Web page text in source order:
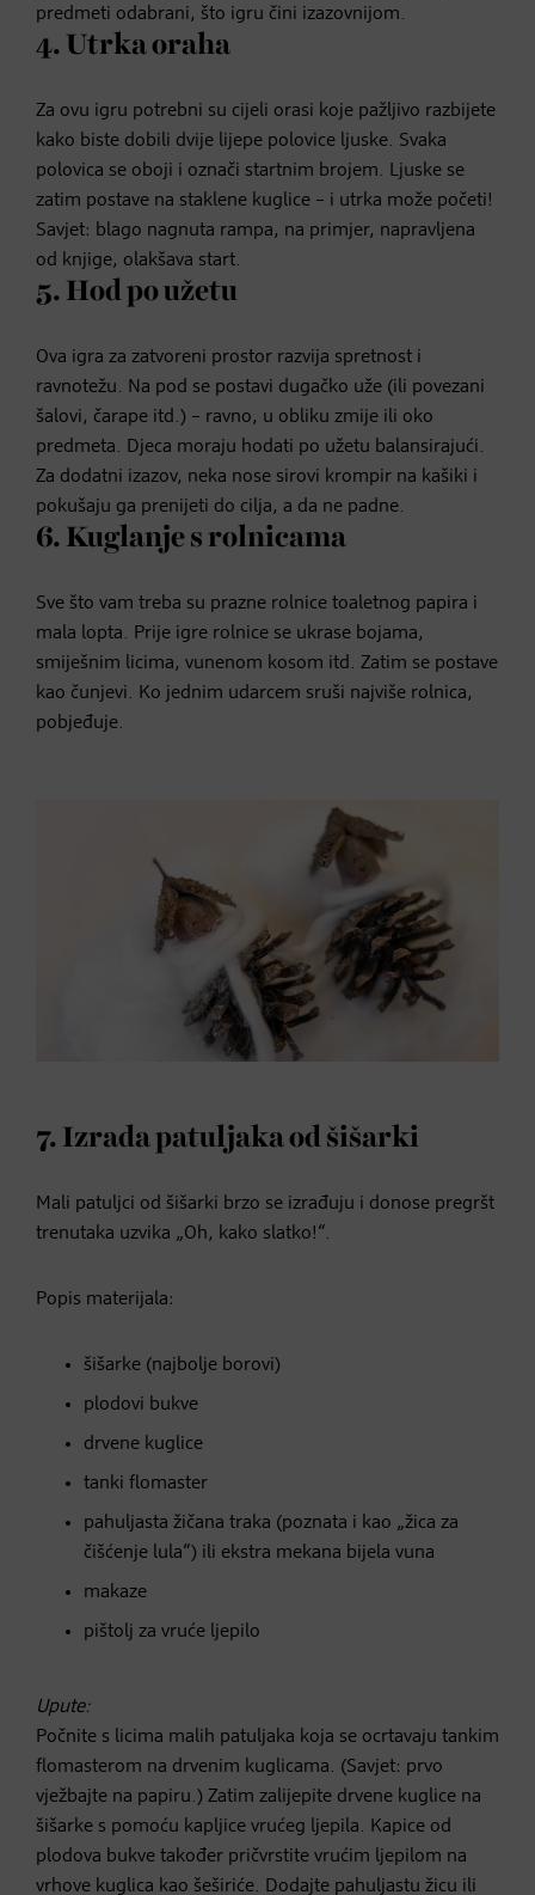
predmeti odabrani, što igru čini izazovnijom.
4. Utrka oraha
Za ovu igru potrebni su cijeli orasi koje pažljivo razbijete
kako biste dobili dvije lijepe polovice ljuske. Svaka
polovica se oboji i označi startnim brojem. Ljuske se
zatim postave na staklene kuglice – i utrka može početi!
Savjet: blago nagnuta rampa, na primjer, napravljena
od knjige, olakšava start.
5. Hod po užetu
Ova igra za zatvoreni prostor razvija spretnost i
ravnotežu. Na pod se postavi dugačko uže (ili povezani
šalovi, čarape itd.) – ravno, u obliku zmije ili oko
predmeta. Djeca moraju hodati po užetu balansirajući.
Za dodatni izazov, neka nose sirovi krompir na kašiki i
pokušaju ga prenijeti do cilja, a da ne padne.
6. Kuglanje s rolnicama
Sve što vam treba su prazne rolnice toaletnog papira i
mala lopta. Prije igre rolnice se ukrase bojama,
smiješnim licima, vunenom kosom itd. Zatim se postave
kao čunjevi. Ko jednim udarcem sruši najviše rolnica,
pobjeđuje.
7. Izrada patuljaka od šišarki
Mali patuljci od šišarki brzo se izrađuju i donose pregršt
trenutaka uzvika „Oh, kako slatko!“.
Popis materijala:
šišarke (najbolje borovi)
plodovi bukve
drvene kuglice
tanki flomaster
pahuljasta žičana traka (poznata i kao „žica za
čišćenje lula“) ili ekstra mekana bijela vuna
makaze
pištolj za vruće ljepilo
Upute:
Počnite s licima malih patuljaka koja se ocrtavaju tankim
flomasterom na drvenim kuglicama. (Savjet: prvo
vježbajte na papiru.) Zatim zalijepite drvene kuglice na
šišarke s pomoću kapljice vrućeg ljepila. Kapice od
plodova bukve također pričvrstite vrućim ljepilom na
vrhove kuglica kao šeširiće. Dodajte pahuljastu žicu ili